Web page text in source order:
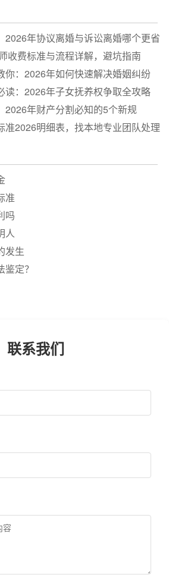
2026年协议离婚与诉讼离婚哪个更省
收费标准与流程详解，避坑指南
你：2026年如何快速解决婚姻纠纷
读：2026年子女抚养权争取全攻略
2026年财产分割必知的5个新规
准2026明细表，找本地专业团队处理
准
吗
人
发生
定？
联系我们